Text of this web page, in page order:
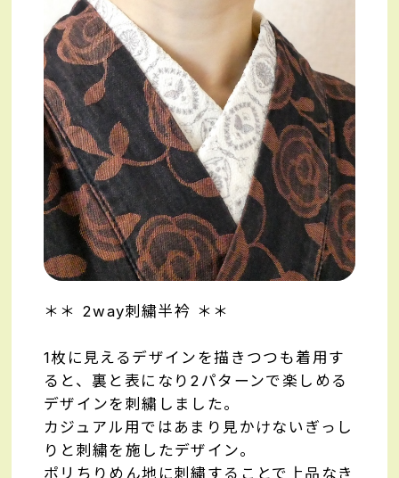
＊＊ 2way刺繍半衿 ＊＊
1枚に見えるデザインを描きつつも着用す
ると、裏と表になり2パターンで楽しめる
デザインを刺繍しました。
カジュアル用ではあまり見かけないぎっし
りと刺繍を施したデザイン。
ポリちりめん地に刺繍することで上品なき